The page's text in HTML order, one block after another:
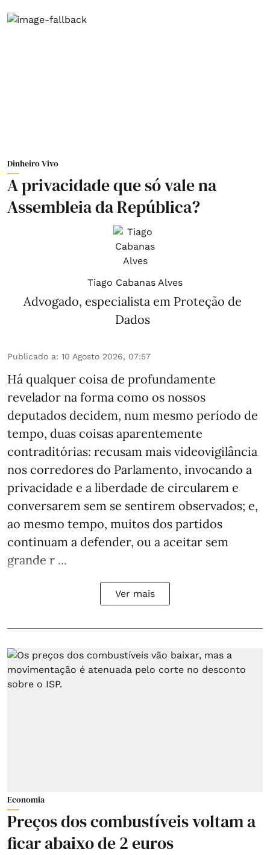
Dinheiro Vivo
A privacidade que só vale na
Assembleia da República?
Tiago Cabanas Alves
Advogado, especialista em Proteção de
Dados
Publicado a: 10 Agosto 2026, 07:57
Há qualquer coisa de profundamente
revelador na forma como os nossos
deputados decidem, num mesmo período de
tempo, duas coisas aparentemente
contraditórias: recusam mais videovigilância
nos corredores do Parlamento, invocando a
privacidade e a liberdade de circularem e
conversarem sem se sentirem observados; e,
ao mesmo tempo, muitos dos partidos
continuam a defender, ou a aceitar sem
grande r ...
Ver mais
Economia
Preços dos combustíveis voltam a
ficar abaixo de 2 euros